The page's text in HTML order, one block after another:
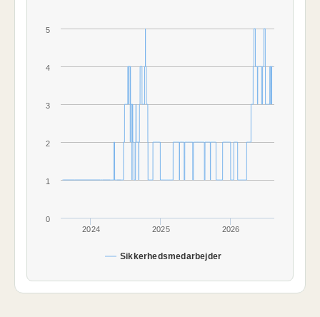
Sikkerhedsmedarbejder
2024 2025 2026
0
1
2
3
4
5